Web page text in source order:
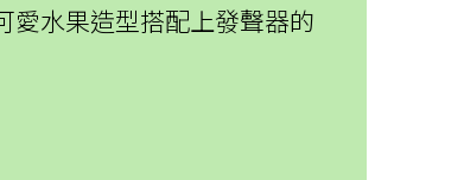
愛水果造型搭配上發聲器的